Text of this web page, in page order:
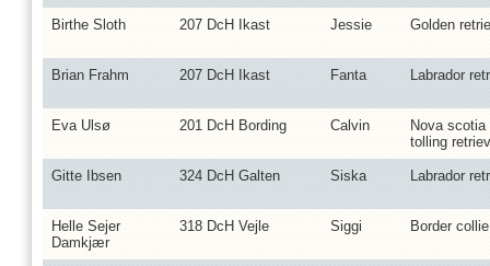
Birthe Sloth 207 DcH Ikast Jessie Golden
Brian Frahm 207 DcH Ikast Fanta Labrador
Eva Ulsø 201 DcH Bording Calvin
Nova scotia
tolling
Gitte Ibsen 324 DcH Galten Siska Labrador
Helle Sejer
Damkjær
318 DcH Vejle Siggi Border collie